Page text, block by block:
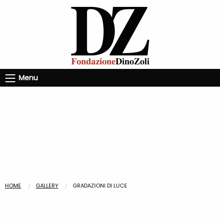
Menu
HOME GALLERY GRADAZIONI DI LUCE